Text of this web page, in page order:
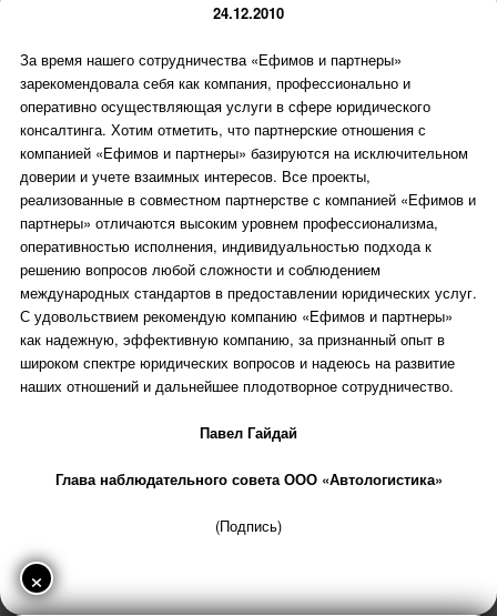
24.12.2010
За время нашего сотрудничества «Ефимов и партнеры»
зарекомендовала себя как компания, профессионально и
оперативно осуществляющая услуги в сфере юридического
консалтинга. Хотим отметить, что партнерские отношения с
компанией «Ефимов и партнеры» базируются на исключительном
доверии и учете взаимных интересов. Все проекты,
реализованные в совместном партнерстве с компанией «Ефимов и
партнеры» отличаются высоким уровнем профессионализма,
оперативностью исполнения, индивидуальностью подхода к
решению вопросов любой сложности и соблюдением
международных стандартов в предоставлении юридических услуг.
С удовольствием рекомендую компанию «Ефимов и партнеры»
как надежную, эффективную компанию, за признанный опыт в
широком спектре юридических вопросов и надеюсь на развитие
наших отношений и дальнейшее плодотворное сотрудничество.
Павел Гайдай
Глава наблюдательного совета ООО «Автологистика»
(Подпись)
×